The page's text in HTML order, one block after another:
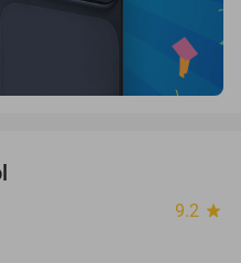
9.2 star